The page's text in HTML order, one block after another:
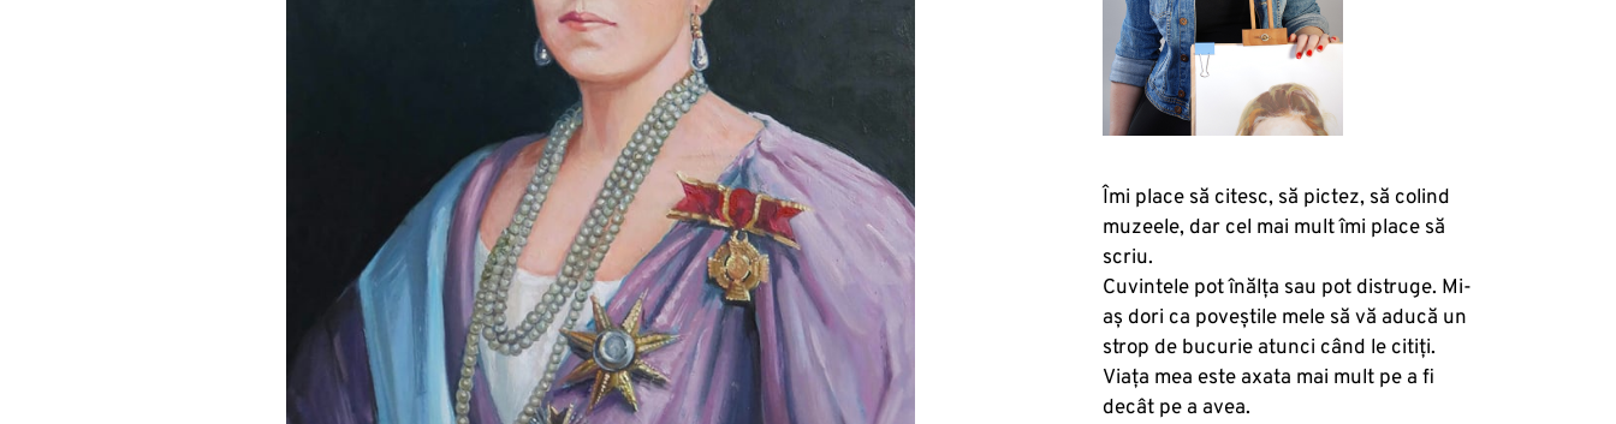
Îmi place să citesc, să pictez, să colind
muzeele, dar cel mai mult îmi place să
scriu.
Cuvintele pot înălța sau pot distruge. Mi-
aș dori ca poveștile mele să vă aducă un
strop de bucurie atunci când le citiți.
Viața mea este axata mai mult pe a fi
decât pe a avea.